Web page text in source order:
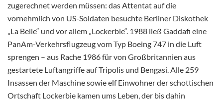
zugerechnet werden müssen: das Attentat auf die
vornehmlich von US-Soldaten besuchte Berliner Diskothek
„La Belle“ und vor allem „Lockerbie“. 1988 ließ Gaddafi eine
PanAm-Verkehrsflugzeug vom Typ Boeing 747 in die Luft
sprengen – aus Rache 1986 für von Großbritannien aus
gestartete Luftangriffe auf Tripolis und Bengasi. Alle 259
Insassen der Maschine sowie elf Einwohner der schottischen
Ortschaft Lockerbie kamen ums Leben, der bis dahin